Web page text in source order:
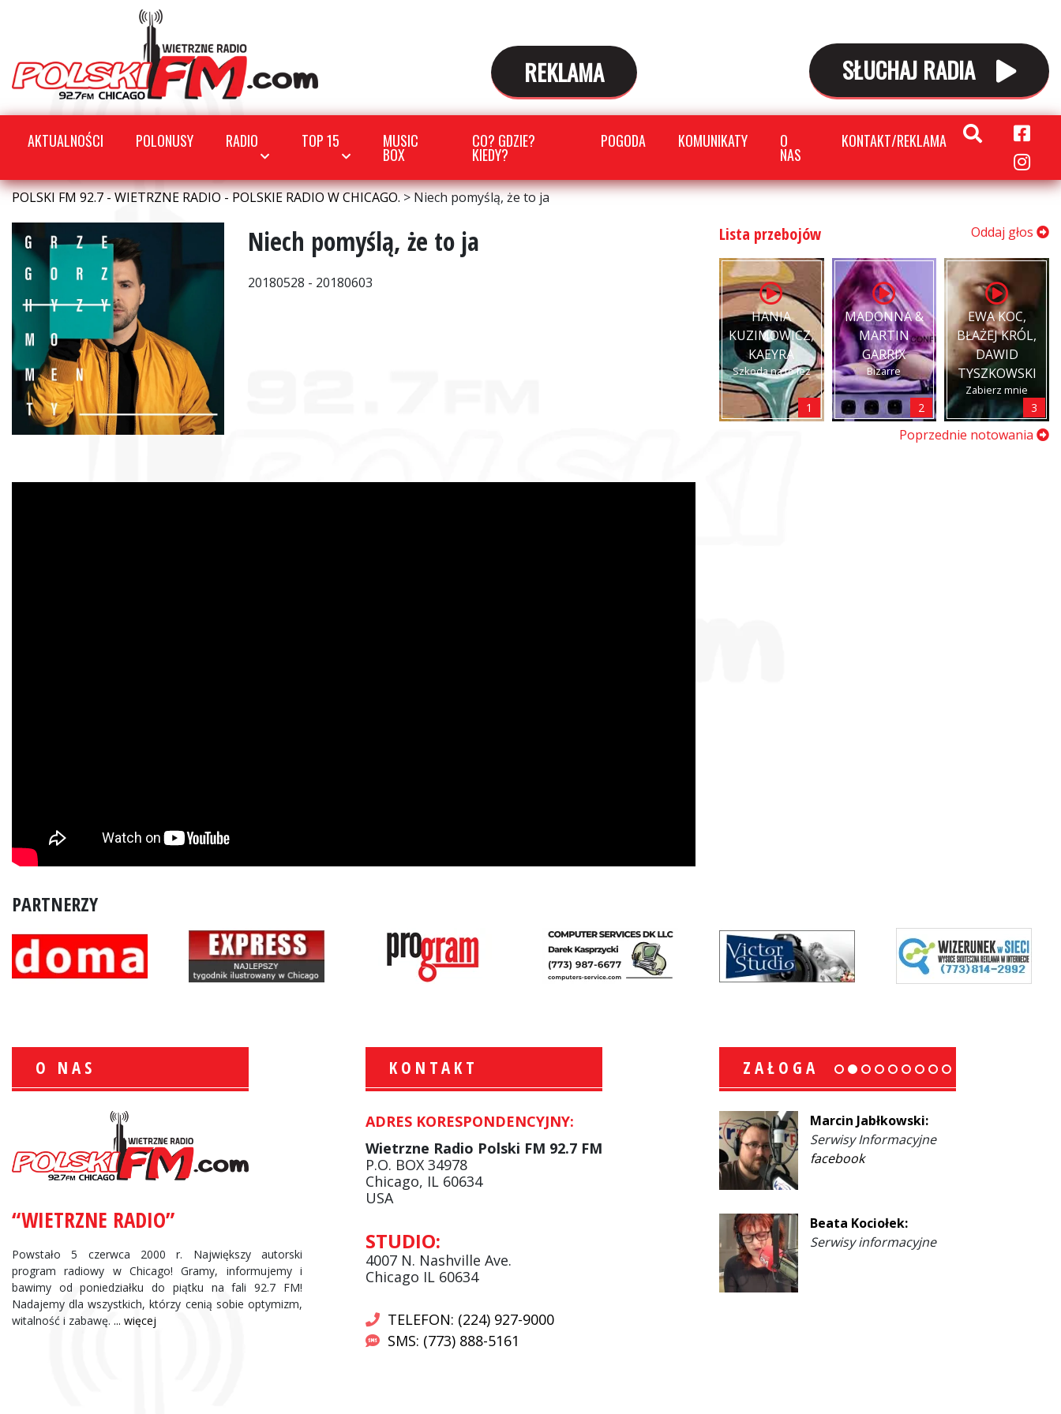
REKLAMA SŁUCHAJ RADIA
AKTUALNOŚCI POLONUSY RADIO TOP 15 MUSIC
BOX
CO? GDZIE?
KIEDY?
POGODA KOMUNIKATY O
NAS
KONTAKT/REKLAMA
POLSKI FM 92.7 - WIETRZNE RADIO - POLSKIE RADIO W CHICAGO.>Niech pomyślą, że to ja
Niech pomyślą, że to ja
20180528 - 20180603
Lista przebojów Oddaj głos
HANIA
KUZIMOWICZ,
KAEYRA
Szkoda na to łez
1
MADONNA &
MARTIN
GARRIX
Bizarre
2
EWA KOC,
BŁAŻEJ KRÓL,
DAWID
TYSZKOWSKI
Zabierz mnie
3
Poprzednie notowania
PARTNERZY
O NAS
“WIETRZNE RADIO”
Powstało 5 czerwca 2000 r. Największy autorski
program radiowy w Chicago! Gramy, informujemy i
bawimy od poniedziałku do piątku na fali 92.7 FM!
Nadajemy dla wszystkich, którzy cenią sobie optymizm,
witalność i zabawę. ... więcej
KONTAKT
ADRES KORESPONDENCYJNY:
Wietrzne Radio Polski FM 92.7 FM
P.O. BOX 34978
Chicago, IL 60634
USA
STUDIO:
4007 N. Nashville Ave.
Chicago IL 60634
TELEFON: (224) 927-9000
SMS: (773) 888-5161
ZAŁOGA
Komentator
facebook
Marcin Jabłkowski:
Serwisy Informacyjne
facebook
Ewa Malinowski:
Współprowadząca
facebook
Janusz Bosowski:
Prezenter